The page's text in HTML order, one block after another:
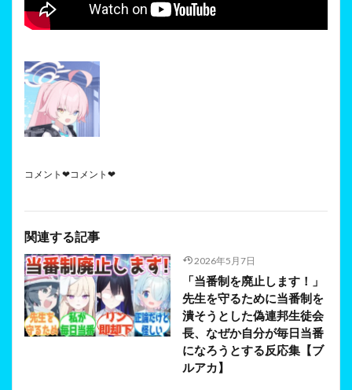
コメント❤コメント❤
関連する記事
2026年5月7日
「当番制を廃止します！」
先生を守るために当番制を
潰そうとした偽連邦生徒会
長、なぜか自分が毎日当番
になろうとする反応集【ブ
ルアカ】